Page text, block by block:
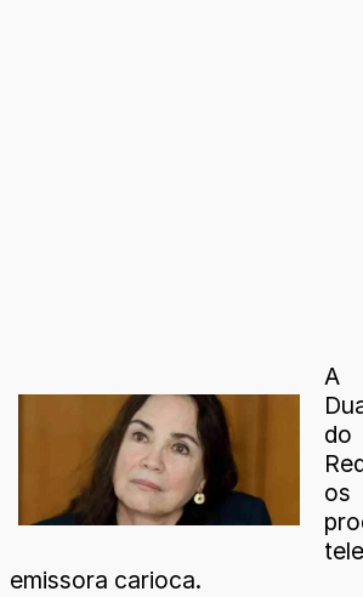
A
emissora carioca.